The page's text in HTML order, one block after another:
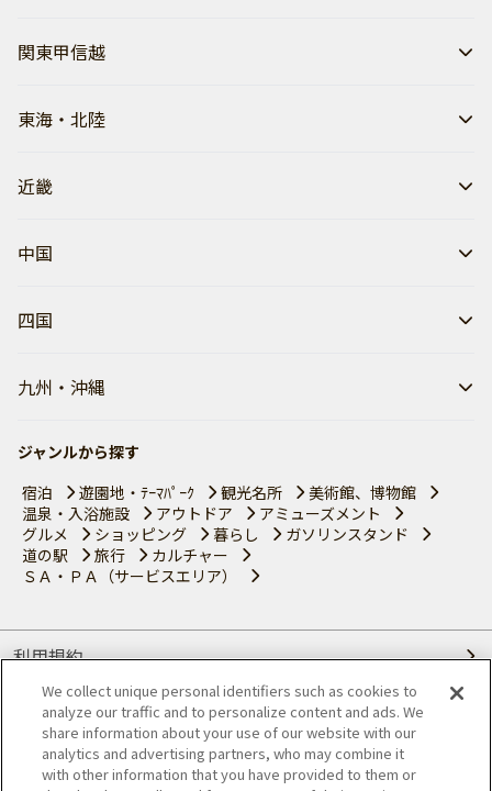
関東甲信越
東海・北陸
近畿
中国
四国
九州・沖縄
ジャンルから探す
宿泊
遊園地・ﾃｰﾏﾊﾟｰｸ 観光名所
美術館、博物館
温泉・入浴施設
アウトドア
アミューズメント
グルメ
ショッピング 暮らし
ガソリンスタンド
道の駅
旅行
カルチャー
ＳＡ・ＰＡ（サービスエリア）
利用規約
個人情報の取り扱いについて
会員優待サービスの提携をご検討の方へ
We collect unique personal identifiers such as cookies to
analyze our traffic and to personalize content and ads. We
share information about your use of our website with our
analytics and advertising partners, who may combine it
with other information that you have provided to them or